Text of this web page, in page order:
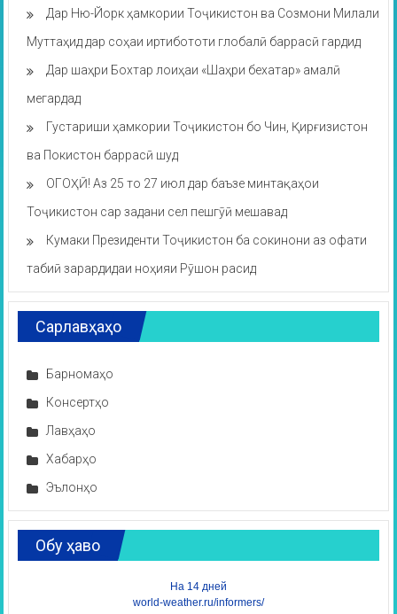
Дар Ню-Йорк ҳамкории Тоҷикистон ва Созмони Милали
Муттаҳид дар соҳаи иртибототи глобалӣ баррасӣ гардид
Дар шаҳри Бохтар лоиҳаи «Шаҳри бехатар» амалӣ
мегардад
Густариши ҳамкории Тоҷикистон бо Чин, Қирғизистон
ва Покистон баррасӣ шуд
ОГОҲӢ! Аз 25 то 27 июл дар баъзе минтақаҳои
Тоҷикистон сар задани сел пешгӯӣ мешавад
Кумаки Президенти Тоҷикистон ба сокинони аз офати
табиӣ зарардидаи ноҳияи Рӯшон расид
Сарлавҳаҳо
Барномаҳо
Консертҳо
Лавҳаҳо
Хабарҳо
Эълонҳо
Обу ҳаво
На 14 дней
world-weather.ru/informers/